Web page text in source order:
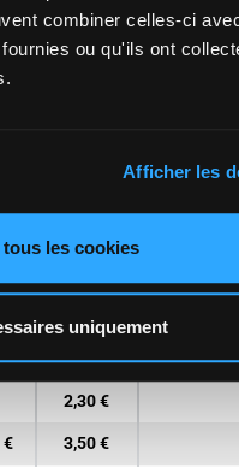
combiner celles-ci
ou qu'ils ont
Afficher les
les cookies
uniquement
Refresh odds
2,30 €
€ 3,50 €